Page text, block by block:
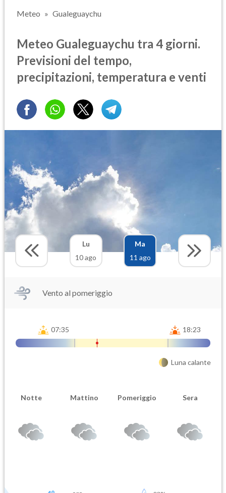
Meteo Gualeguaychu
Meteo Gualeguaychu tra 4 giorni.
Previsioni del tempo,
precipitazioni, temperatura e venti
Lu
10 ago
Ma
11 ago
Vento al pomeriggio
07:35 18:23
Luna calante
Notte Mattino Pomeriggio Sera